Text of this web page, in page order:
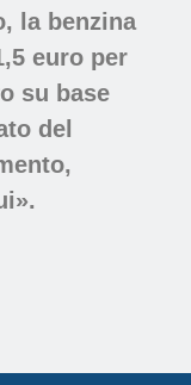
la benzina
euro per
su base
del